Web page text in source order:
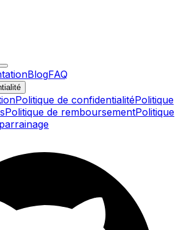
BlogFAQ
Politique de confidentialitéPolitique
Politique de remboursementPolitique